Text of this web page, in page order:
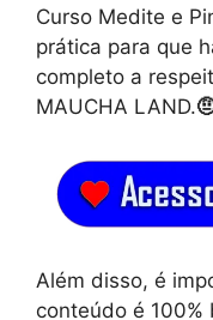
Curso Medite e
prática para que
completo a
MAUCHA LAND.
Além disso, é
conteúdo é 100%